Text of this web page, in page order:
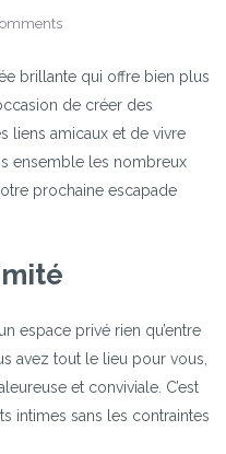
brillante qui offre bien plus
de créer des
liens amicaux et de vivre
ensemble les nombreux
prochaine escapade
espace privé rien qu’entre
avez tout le lieu pour vous,
et conviviale. C’est
intimes sans les contraintes